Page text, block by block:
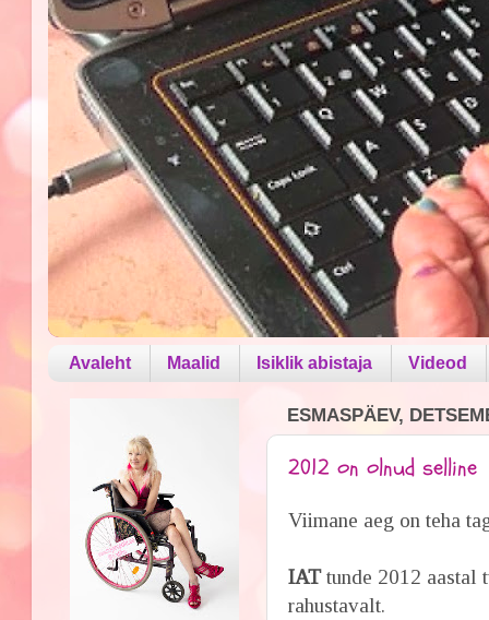
Avaleht Maalid Isiklik abistaja Videod
ESMASPÄEV,
2012 on olnud selline
Viimane aeg on teha
IATtunde 2012 aastal
rahustavalt.